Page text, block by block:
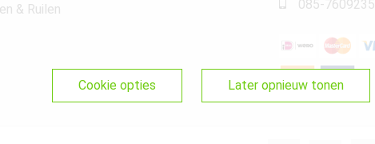
& Ruilen
085-7609235
later opnieuw tonen
cookie opties